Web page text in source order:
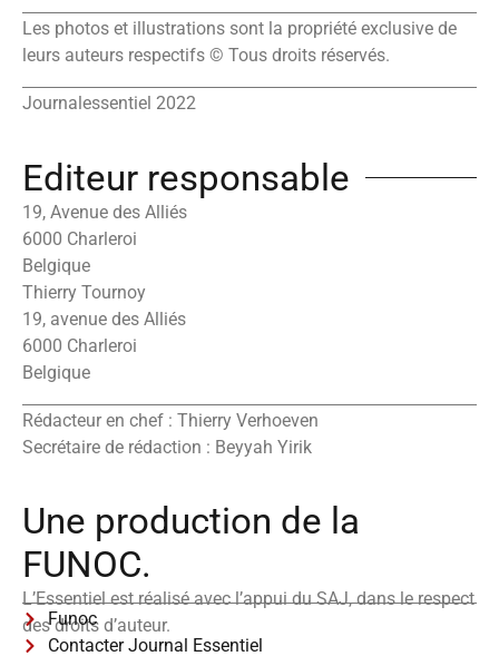
Les photos et illustrations sont la propriété exclusive de
leurs auteurs respectifs © Tous droits réservés.
Journalessentiel 2022
Editeur responsable
19, Avenue des Alliés
6000 Charleroi
Belgique
Thierry Tournoy
19, avenue des Alliés
6000 Charleroi
Belgique
Rédacteur en chef : Thierry Verhoeven
Secrétaire de rédaction : Beyyah Yirik
Une production de la
FUNOC.
L’Essentiel est réalisé avec l’appui du SAJ, dans le respect
des droits d’auteur.
Funoc
Contacter Journal Essentiel